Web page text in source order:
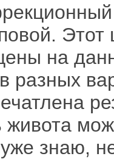
Этот
на
разных
знаю,